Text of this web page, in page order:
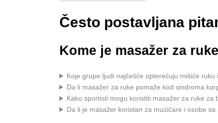
Često postavljana
Kome je masažer za
Koje grupe ljudi najčešće opterećuju mišiće ruku
Da li masažer za ruke pomaže kod sindroma
Kako sportisti mogu koristiti masažer za ruke za
Da li je masažer koristan za muzičare i osobe sa